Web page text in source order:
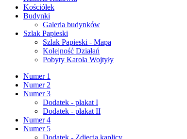
Kościółek
Budynki
Galeria budynków
Szlak Papieski
Szlak Papieski - Mapa
Kolejność Działań
Pobyty Karola Wojtyły
Numer 1
Numer 2
Numer 3
Dodatek - plakat I
Dodatek - plakat II
Numer 4
Numer 5
Dodatek - Zdjęcia kaplicy